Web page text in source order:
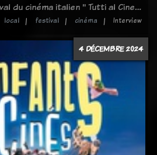
du cinéma italien " Tutti al Cine…
local festival cinéma Interview
4 DÉCEMBRE 2024